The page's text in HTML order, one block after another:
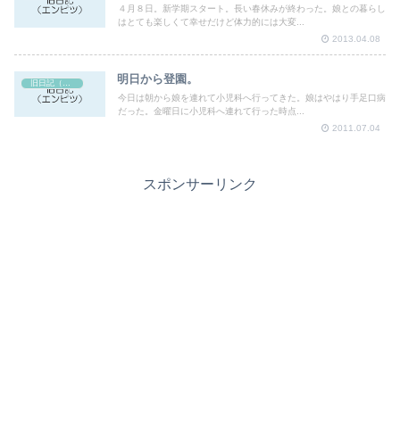
４月８日。新学期スタート。長い春休みが終わった。娘との暮らし
はとても楽しくて幸せだけど体力的には大変...
2013.04.08
明日から登園。
今日は朝から娘を連れて小児科へ行ってきた。娘はやはり手足口病
だった。金曜日に小児科へ連れて行った時点...
2011.07.04
スポンサーリンク